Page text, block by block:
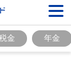
金 年金